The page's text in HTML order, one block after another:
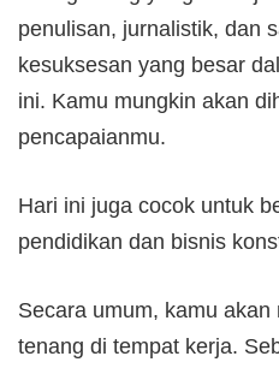
penulisan, jurnalistik, dan
kesuksesan yang besar
ini. Kamu mungkin akan
pencapaianmu.
Hari ini juga cocok untuk
pendidikan dan bisnis
Secara umum, kamu
tenang di tempat kerja.